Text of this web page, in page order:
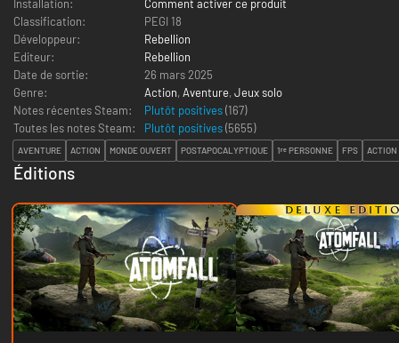
Installation:
Comment activer ce produit
Classification:
PEGI 18
Développeur:
Rebellion
Editeur:
Rebellion
Date de sortie:
26 mars 2025
Genre:
Action, Aventure, Jeux solo
Notes récentes Steam:
Plutôt positives(167)
Toutes les notes Steam:
Plutôt positives(5655)
AVENTURE ACTION MONDE OUVERT POSTAPOCALYPTIQUE 1ʳᵉ PERSONNE FPS ACTION
Éditions